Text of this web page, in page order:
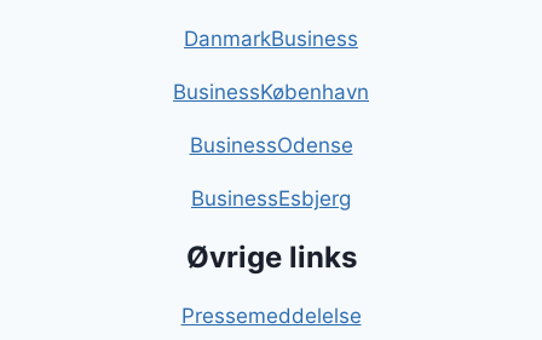
DanmarkBusiness
BusinessKøbenhavn
BusinessOdense
BusinessEsbjerg
Øvrige links
Pressemeddelelse